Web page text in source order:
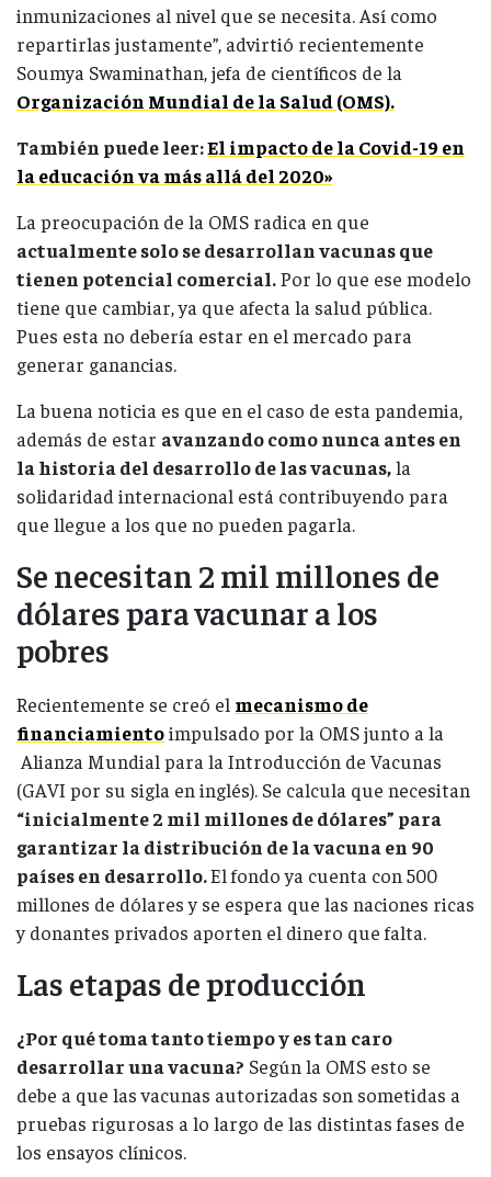
inmunizaciones al nivel que se necesita. Así como
repartirlas justamente”, advirtió recientemente
Soumya Swaminathan, jefa de científicos de la
Organización Mundial de la Salud (OMS).
También puede leer:El impacto de la Covid-19 en
la educación va más allá del 2020»
La preocupación de la OMS radica en que
actualmente solo se desarrollan vacunas que
tienen potencial comercial.Por lo que ese modelo
tiene que cambiar, ya que afecta la salud pública.
Pues esta no debería estar en el mercado para
generar ganancias.
La buena noticia es que en el caso de esta pandemia,
además de estar avanzando como nunca antes en
la historia del desarrollo de las vacunas,la
solidaridad internacional está contribuyendo para
que llegue a los que no pueden pagarla.
Se necesitan 2 mil millones de
dólares para vacunar a los
pobres
Recientemente se creó el mecanismo de
financiamientoimpulsado por la OMS junto a la
Alianza Mundial para la Introducción de Vacunas
(GAVI por su sigla en inglés). Se calcula que necesitan
“inicialmente 2 mil millones de dólares” para
garantizar la distribución de la vacuna en 90
países en desarrollo.El fondo ya cuenta con 500
millones de dólares y se espera que las naciones ricas
y donantes privados aporten el dinero que falta.
Las etapas de producción
¿Por qué toma tanto tiempo y es tan caro
desarrollar una vacuna? Según la OMS esto se
debe a que las vacunas autorizadas son sometidas a
pruebas rigurosas a lo largo de las distintas fases de
los ensayos clínicos.